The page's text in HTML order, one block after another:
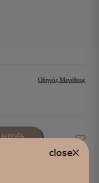
Οδηγός Μεγέθους
close